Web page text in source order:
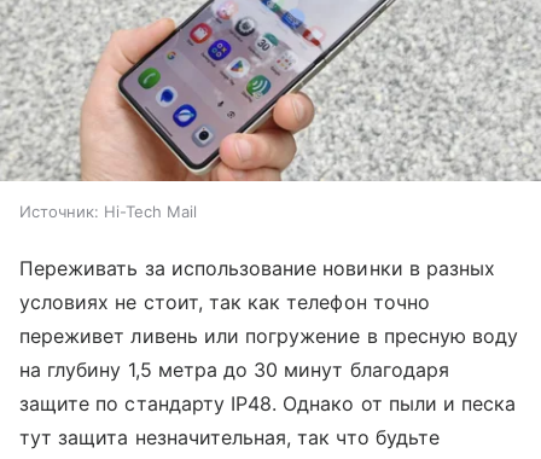
Источник: Hi-Tech Mail
Переживать за использование новинки в разных
условиях не стоит, так как телефон точно
переживет ливень или погружение в пресную воду
на глубину 1,5 метра до 30 минут благодаря
защите по стандарту IP48. Однако от пыли и песка
тут защита незначительная, так что будьте